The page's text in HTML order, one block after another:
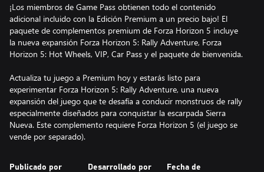
¡Los miembros de Game Pass obtienen todo el contenido
adicional incluido con la Edición Premium a un precio bajo! El
paquete de complementos premium de Forza Horizon 5 incluye
la nueva expansión Forza Horizon 5: Rally Adventure, Forza
Horizon 5: Hot Wheels, VIP, Car Pass y el paquete de bienvenida.
Actualiza tu juego a Premium hoy y estarás listo para
experimentar Forza Horizon 5: Rally Adventure, una nueva
expansión del juego que te desafía a conducir monstruos de rally
especialmente diseñados para conquistar la escarpada Sierra
Nueva. Este complemento requiere Forza Horizon 5 (el juego se
vende por separado).
Publicado por Desarrollado por
Fecha de